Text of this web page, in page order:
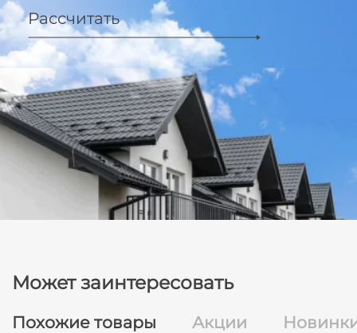
Рассчитать
Может заинтересовать
Похожие товары Акции